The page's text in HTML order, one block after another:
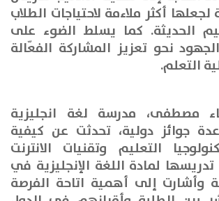
لجعلها أكثر ملاءمة لاحتياجات الطلاب
الحديثة. كما يسلط الضوء على
نحو تعزيز المشاركة الفعّالة
التعلم.
مصطفى، مدرسة لغة انجليزية
جوائز دولية، تحدثت عن كيفية
التعليم وتقنيات الانترنت
لمادة اللغة الإنجليزية في
وأشارت إلى أهمية اتاحة الفرصة